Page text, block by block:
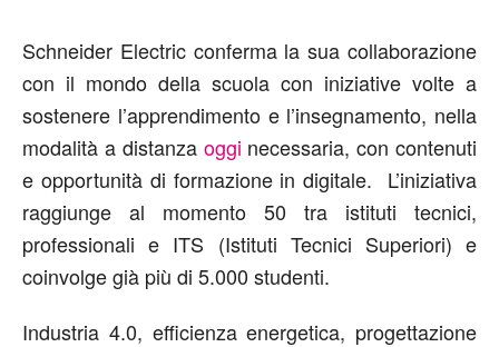
Schneider Electric conferma la sua collaborazione
con il mondo della scuola con iniziative volte a
sostenere l’apprendimento e l’insegnamento, nella
modalità a distanza oggi necessaria, con contenuti
e opportunità di formazione in digitale. L’iniziativa
raggiunge al momento 50 tra istituti tecnici,
professionali e ITS (Istituti Tecnici Superiori) e
coinvolge già più di 5.000 studenti.
Industria 4.0, efficienza energetica, progettazione